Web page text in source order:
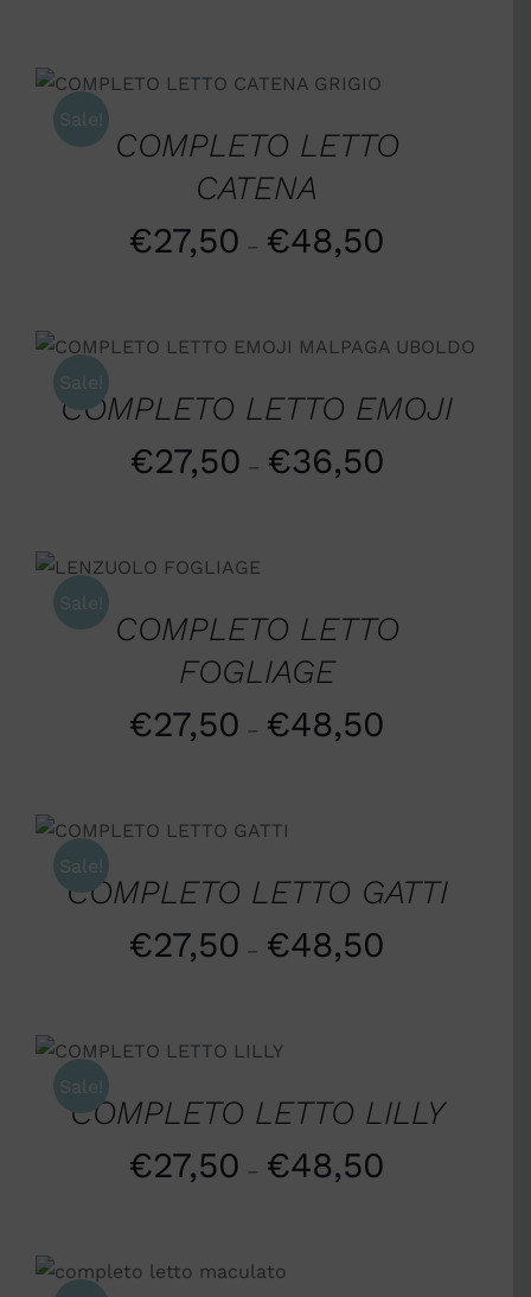
Sale!
SCEGLI
/
DETTAGLI
COMPLETO LETTO
CATENA
€27,50 – €48,50
Sale!
SCEGLI
/
DETTAGLI
COMPLETO LETTO EMOJI
€27,50 – €36,50
Sale!
SCEGLI
/
DETTAGLI
COMPLETO LETTO
FOGLIAGE
€27,50 – €48,50
Sale!
SCEGLI
/
DETTAGLI
COMPLETO LETTO GATTI
€27,50 – €48,50
Sale!
SCEGLI
/
DETTAGLI
COMPLETO LETTO LILLY
€27,50 – €48,50
SCEGLI
/
DETTAGLI